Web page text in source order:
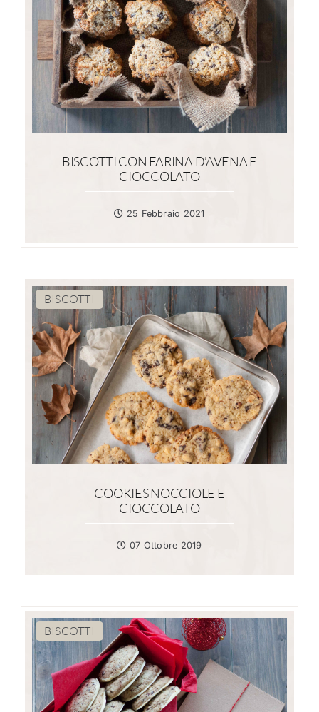
BISCOTTI CON FARINA D’AVENA E
CIOCCOLATO
25 Febbraio 2021
BISCOTTI
COOKIES NOCCIOLE E
CIOCCOLATO
07 Ottobre 2019
BISCOTTI